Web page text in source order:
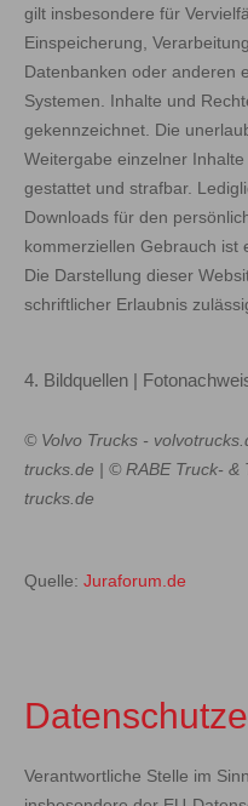
gilt insbesondere für
Einspeicherung,
Datenbanken oder anderen
Systemen. Inhalte und
gekennzeichnet. Die
Weitergabe einzelner
gestattet und strafbar.
Downloads für den
kommerziellen Gebrauch ist
Die Darstellung dieser
schriftlicher Erlaubnis
4. Bildquellen |
© Volvo Trucks -
trucks.de | © RABE Truck- &
trucks.de
Quelle: Juraforum.de
Verantwortliche Stelle im